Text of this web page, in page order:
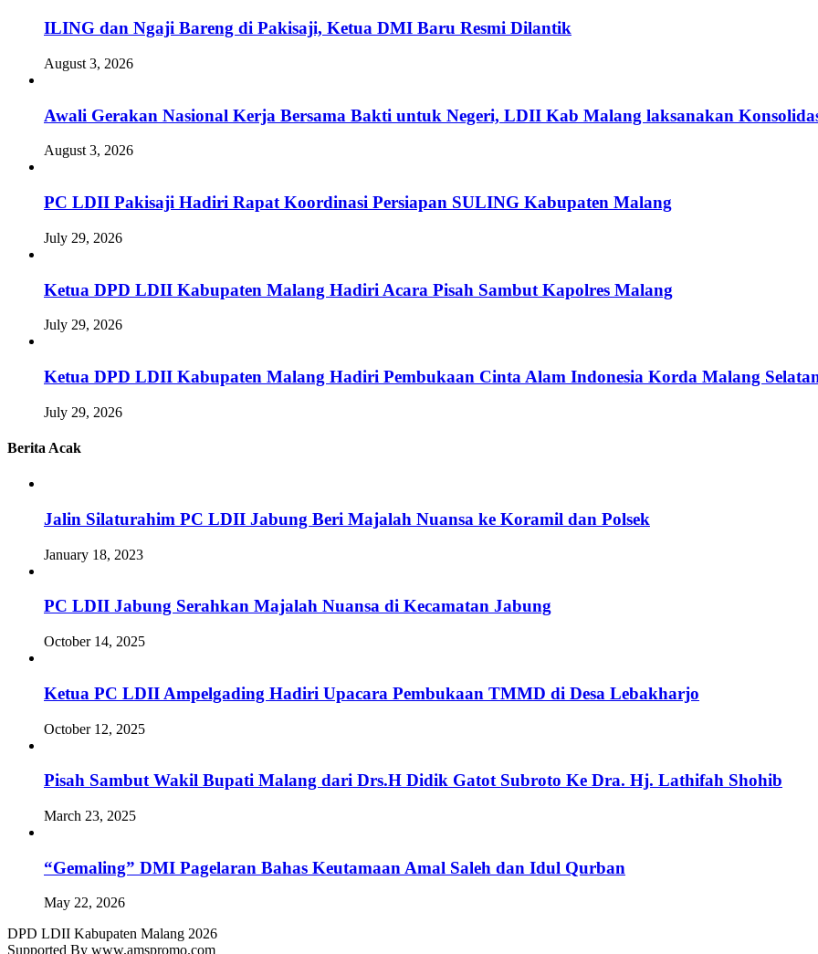
ILING dan Ngaji Bareng di Pakisaji, Ketua DMI Baru Resmi Dilantik
August 3, 2026
Awali Gerakan Nasional Kerja Bersama Bakti untuk Negeri, LDII Kab Malang laksanakan
August 3, 2026
PC LDII Pakisaji Hadiri Rapat Koordinasi Persiapan SULING Kabupaten Malang
July 29, 2026
Ketua DPD LDII Kabupaten Malang Hadiri Acara Pisah Sambut Kapolres Malang
July 29, 2026
Ketua DPD LDII Kabupaten Malang Hadiri Pembukaan Cinta Alam Indonesia Korda Malang
July 29, 2026
Berita Acak
Jalin Silaturahim PC LDII Jabung Beri Majalah Nuansa ke Koramil dan Polsek
January 18, 2023
PC LDII Jabung Serahkan Majalah Nuansa di Kecamatan Jabung
October 14, 2025
Ketua PC LDII Ampelgading Hadiri Upacara Pembukaan TMMD di Desa Lebakharjo
October 12, 2025
Pisah Sambut Wakil Bupati Malang dari Drs.H Didik Gatot Subroto Ke Dra. Hj. Lathifah Shohib
March 23, 2025
“Gemaling” DMI Pagelaran Bahas Keutamaan Amal Saleh dan Idul Qurban
May 22, 2026
DPD LDII Kabupaten Malang 2026
Supported By www.amspromo.com